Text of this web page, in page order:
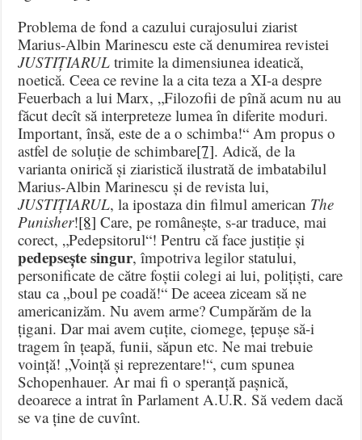
Problema de fond a cazului curajosului ziarist
Marius-Albin Marinescu este că denumirea revistei
JUSTIȚIARUL trimite la dimensiunea ideatică,
noetică. Ceea ce revine la a cita teza a XI-a despre
Feuerbach a lui Marx, „Filozofii de pînă acum nu au
făcut decît să interpreteze lumea în diferite moduri.
Important, însă, este de a o schimba!“ Am propus o
astfel de soluție de schimbare[7]. Adică, de la
varianta onirică și ziaristică ilustrată de imbatabilul
Marius-Albin Marinescu și de revista lui,
JUSTIȚIARUL, la ipostaza din filmul american The
Punisher![8] Care, pe românește, s-ar traduce, mai
corect, „Pedepsitorul“! Pentru că face justiție și
pedepsește singur, împotriva legilor statului,
personificate de către foștii colegi ai lui, polițiști, care
stau ca „boul pe coadă!“ De aceea ziceam să ne
americanizăm. Nu avem arme? Cumpărăm de la
țigani. Dar mai avem cuțite, ciomege, țepușe să-i
tragem în țeapă, funii, săpun etc. Ne mai trebuie
voință! „Voință și reprezentare!“, cum spunea
Schopenhauer. Ar mai fi o speranță pașnică,
deoarece a intrat în Parlament A.U.R. Să vedem dacă
se va ține de cuvînt.